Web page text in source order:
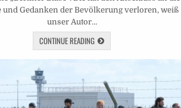
und Gedanken der Bevölkerung verloren, weiß
unser Autor…
CONTINUE READING